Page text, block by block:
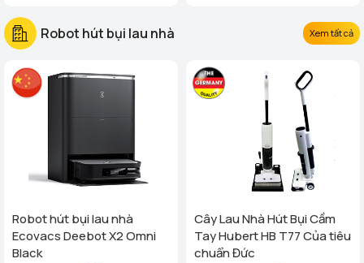
Robot hút bụi lau nhà Xem tất cả
Robot hút bụi lau nhà
Ecovacs Deebot X2 Omni
Black
Cây Lau Nhà Hút Bụi Cầm
Tay Hubert HB T77 Của tiêu
chuẩn Đức